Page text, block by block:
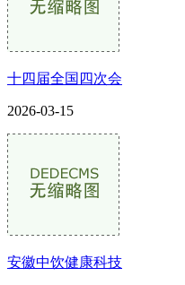
十四届全国四次会
2026-03-15
安徽中饮健康科技